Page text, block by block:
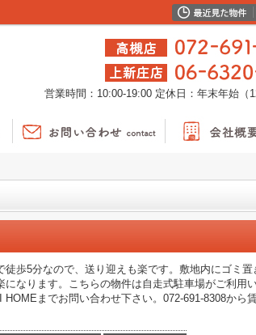
営業時間：10:00-19:00 定休日：年末年始（
歩5分なので、送り迎えも楽です。敷地内にゴミ置
なります。こちらの物件は自走式駐車場がご利用
までお問い合わせ下さい。072-691-8308から